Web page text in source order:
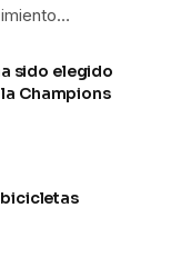
sido elegido
Champions
bicicletas